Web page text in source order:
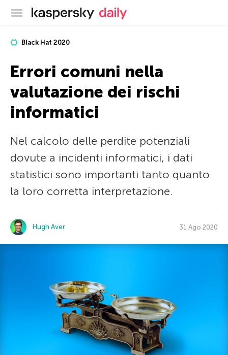
Blog ufficiale di Kaspersky
Black Hat 2020
Errori comuni nella
valutazione dei rischi
informatici
Nel calcolo delle perdite potenziali
dovute a incidenti informatici, i dati
statistici sono importanti tanto quanto
la loro corretta interpretazione.
Hugh Aver 31 Ago 2020